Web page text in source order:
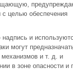
целью обеспечения
и
могут
и т. д. и
в зоне опасности и